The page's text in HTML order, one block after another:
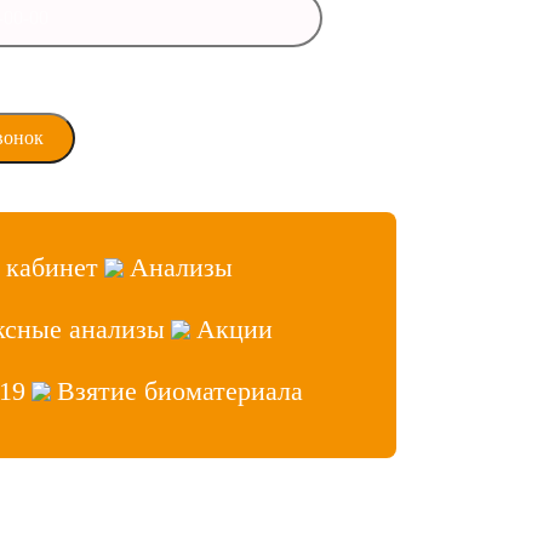
Анализы
анализы Акции
Взятие биоматериала